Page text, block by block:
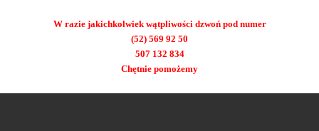
W razie jakichkolwiek wątpliwości dzwoń pod numer
(52) 569 92 50
507 132 834
Chętnie pomożemy